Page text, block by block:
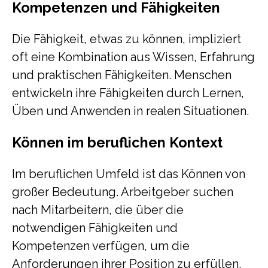
Kompetenzen und Fähigkeiten
Die Fähigkeit, etwas zu können, impliziert
oft eine Kombination aus Wissen, Erfahrung
und praktischen Fähigkeiten. Menschen
entwickeln ihre Fähigkeiten durch Lernen,
Üben und Anwenden in realen Situationen.
Können im beruflichen Kontext
Im beruflichen Umfeld ist das Können von
großer Bedeutung. Arbeitgeber suchen
nach Mitarbeitern, die über die
notwendigen Fähigkeiten und
Kompetenzen verfügen, um die
Anforderungen ihrer Position zu erfüllen.